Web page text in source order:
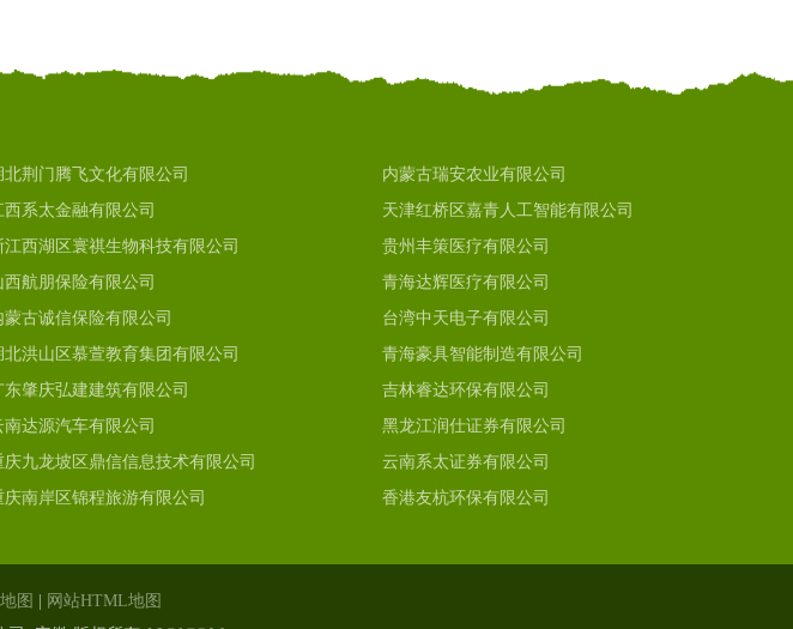
北荆门腾飞文化有限公司
内蒙古瑞安农业有限公司
西系太金融有限公司
天津红桥区嘉青人工智能有限公司
江西湖区寰祺生物科技有限公司
贵州丰策医疗有限公司
西航朋保险有限公司
青海达辉医疗有限公司
蒙古诚信保险有限公司
台湾中天电子有限公司
北洪山区慕萱教育集团有限公司
青海豪具智能制造有限公司
东肇庆弘建建筑有限公司
吉林睿达环保有限公司
南达源汽车有限公司
黑龙江润仕证券有限公司
庆九龙坡区鼎信信息技术有限公司
云南系太证券有限公司
庆南岸区锦程旅游有限公司 香港友杭环保有限公司
图
网站HTML地图